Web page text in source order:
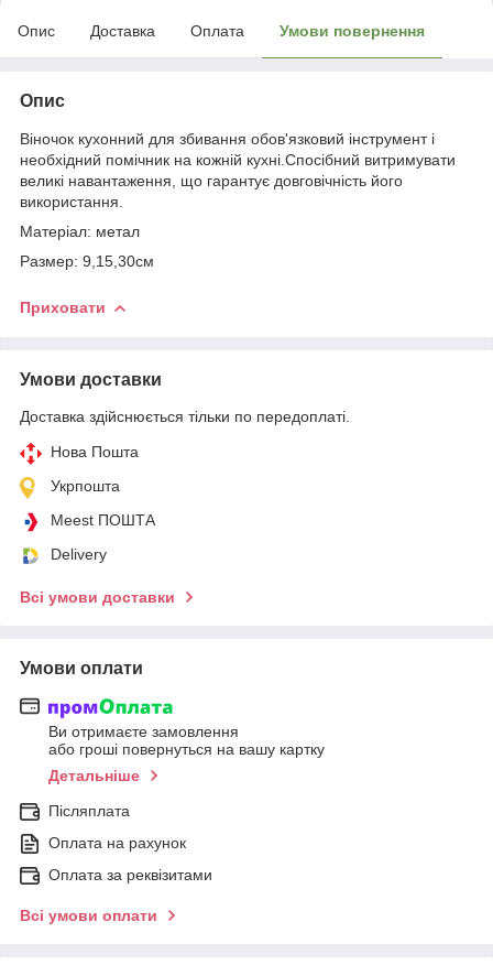
Опис Доставка Оплата Умови повернення
Опис
Віночок кухонний для збивання обов'язковий інструмент і
необхідний помічник на кожній кухні.Спосібний витримувати
великі навантаження, що гарантує довговічність його
використання.
Матеріал: метал
Размер: 9,15,30см
Приховати
Умови доставки
Доставка здійснюється тільки по передоплаті.
Нова Пошта
Укрпошта
Meest ПОШТА
Delivery
Всі умови доставки
Умови оплати
Ви отримаєте замовлення
або гроші повернуться на вашу картку
Детальніше
Післяплата
Оплата на рахунок
Оплата за реквізитами
Всі умови оплати